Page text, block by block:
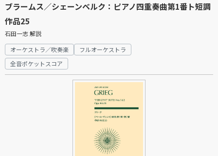
ブラームス／シェーンベルク：ピアノ四重奏曲第1番ト短調
作品25
石田一志 解説
オーケストラ／吹奏楽
フルオーケストラ
全音ポケットスコア